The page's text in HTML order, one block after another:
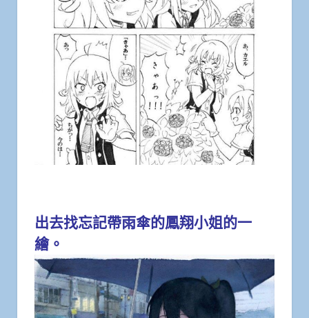
出去找忘記帶雨傘的鳳翔小姐的一
繪。